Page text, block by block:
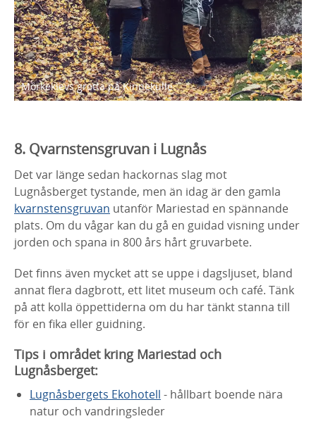
Mörkeklevs grotta på Kinnekulle.
8. Qvarnstensgruvan i Lugnås
Det var länge sedan hackornas slag mot
Lugnåsberget tystande, men än idag är den gamla
kvarnstensgruvan utanför Mariestad en spännande
plats. Om du vågar kan du gå en guidad visning under
jorden och spana in 800 års hårt gruvarbete.
Det finns även mycket att se uppe i dagsljuset, bland
annat flera dagbrott, ett litet museum och café. Tänk
på att kolla öppettiderna om du har tänkt stanna till
för en fika eller guidning.
Tips i området kring Mariestad och
Lugnåsberget:
Lugnåsbergets Ekohotell - hållbart boende nära
natur och vandringsleder